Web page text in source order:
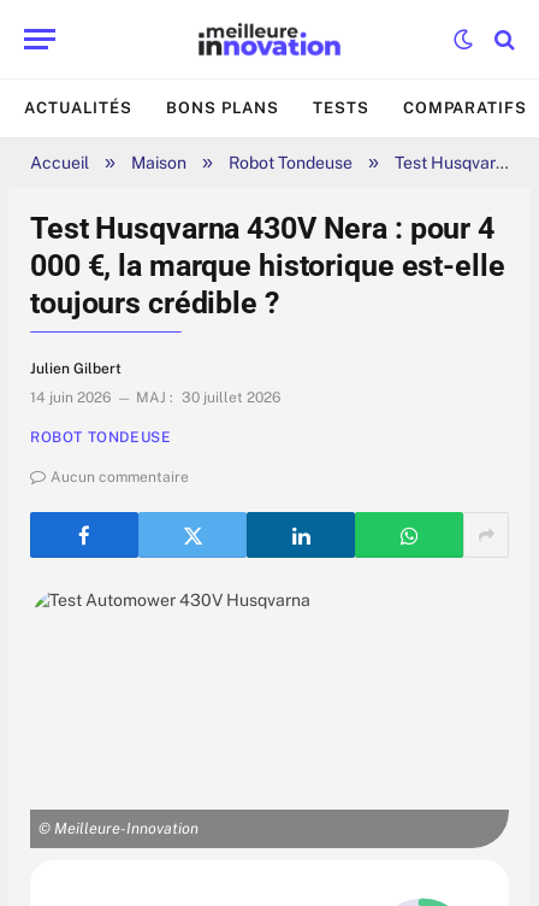
ACTUALITÉS BONS PLANS TESTS COMPARATIFS
Accueil » Maison » Robot Tondeuse » Test Husqvarna 430V Nera : pour 4 000 €, la marque historique est-elle toujours crédible ?
Test Husqvarna 430V Nera : pour 4
000 €, la marque historique est-elle
toujours crédible ?
Julien Gilbert
14 juin 2026
MAJ : 30 juillet 2026
ROBOT TONDEUSE
Aucun commentaire
© Meilleure-Innovation